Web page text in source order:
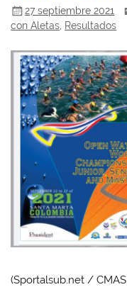
27 septiembre 2021
con Aletas, Resultados
(Sportalsub.net /